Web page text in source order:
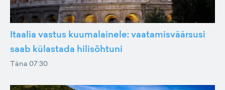
Itaalia vastus kuumalainele: vaatamisväärsusi
saab külastada hilisõhtuni
Täna 07:30